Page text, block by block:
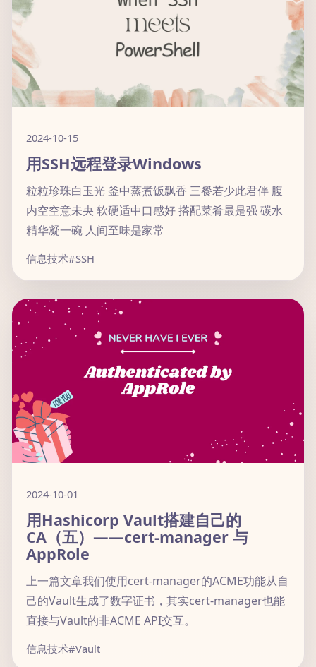
2024-10-15
用SSH远程登录Windows
粒粒珍珠白玉光 釜中蒸煮饭飘香 三餐若少此君伴 腹
内空空意未央 软硬适中口感好 搭配菜肴最是强 碳水
精华凝一碗 人间至味是家常
信息技术#SSH
2024-10-01
用Hashicorp Vault搭建自己的
CA（五）——cert-manager 与
AppRole
上一篇文章我们使用cert-manager的ACME功能从自
己的Vault生成了数字证书，其实cert-manager也能
直接与Vault的非ACME API交互。
信息技术#Vault